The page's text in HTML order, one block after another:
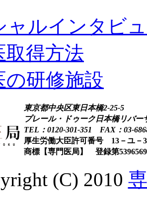
ャルインタビ
取得方法
の研修施設
東京都中央区東日本橋2-25-5
プレール・ドゥーク日本橋リバー
TEL：0120-301-351 FAX：03-
厚生労働大臣許可番号 13－ユ－
商標【専門医局】 登録第
(C) 2010